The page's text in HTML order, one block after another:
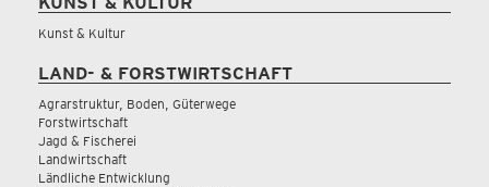
Kunst & Kultur
LAND- & FORSTWIRTSCHAFT
Agrarstruktur, Boden, Güterwege
Forstwirtschaft
Jagd & Fischerei
Landwirtschaft
Ländliche Entwicklung